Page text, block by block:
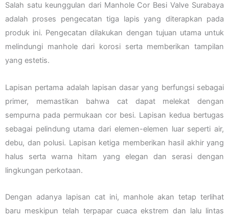
Salah satu keunggulan dari Manhole Cor Besi Valve Surabaya
adalah proses pengecatan tiga lapis yang diterapkan pada
produk ini. Pengecatan dilakukan dengan tujuan utama untuk
melindungi manhole dari korosi serta memberikan tampilan
yang estetis.
Lapisan pertama adalah lapisan dasar yang berfungsi sebagai
primer, memastikan bahwa cat dapat melekat dengan
sempurna pada permukaan cor besi. Lapisan kedua bertugas
sebagai pelindung utama dari elemen-elemen luar seperti air,
debu, dan polusi. Lapisan ketiga memberikan hasil akhir yang
halus serta warna hitam yang elegan dan serasi dengan
lingkungan perkotaan.
Dengan adanya lapisan cat ini, manhole akan tetap terlihat
baru meskipun telah terpapar cuaca ekstrem dan lalu lintas